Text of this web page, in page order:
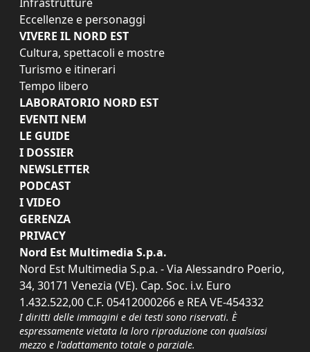
Eccellenze e personaggi
VIVERE IL NORD EST
Cultura, spettacoli e mostre
Turismo e itinerari
Tempo libero
LABORATORIO NORD EST
EVENTI NEM
LE GUIDE
I DOSSIER
NEWSLETTER
PODCAST
I VIDEO
GERENZA
PRIVACY
Nord Est Multimedia S.p.a.
Nord Est Multimedia S.p.a. - Via Alessandro Poerio,
34, 30171 Venezia (VE). Cap. Soc. i.v. Euro
1.432.522,00 C.F. 05412000266 e REA VE-454332
I diritti delle immagini e dei testi sono riservati. È
espressamente vietata la loro riproduzione con qualsiasi
mezzo e l'adattamento totale o parziale.